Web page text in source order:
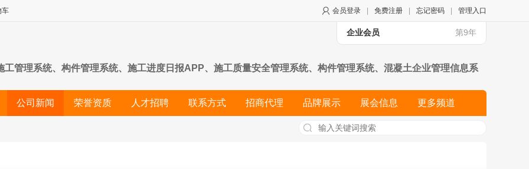
会员登录 免费注册 忘记密码 管理入口
车
企业会员 第9年
管理系统、构件管理系统、施工进度日报APP、施工质量安全管理系统、构件管理系统、混凝土企业管理信息系
统，优化管理流程、提高管理效率、降低运营成本。
公司新闻 荣誉资质 人才招聘 联系方式 招商代理 品牌展示 展会信息 更多频道